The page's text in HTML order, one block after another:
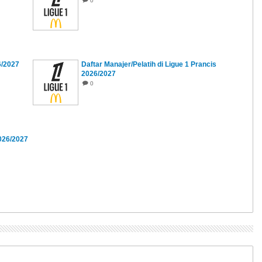
2027
Daftar Manajer/Pelatih di Ligue 1 Prancis
2026/2027
0
2027